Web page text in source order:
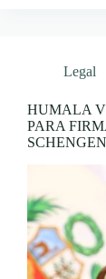
Legal
HUMALA
PARA
SCHENGEN